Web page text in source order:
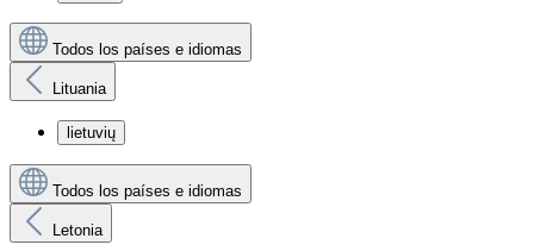
Todos los países e idiomas
Lituania
lietuvių
Todos los países e idiomas
Letonia